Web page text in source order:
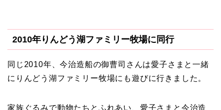
2010年りんどう湖ファミリー牧場に同行
同じ2010年、今治造船の御曹司さんは愛子さまと一緒
にりんどう湖ファミリー牧場にも遊びに行きました。
家族ぐるみで動物たちとふれあい、愛子さまと今治造